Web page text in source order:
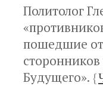
Политолог
пошедшие
Будущего». {